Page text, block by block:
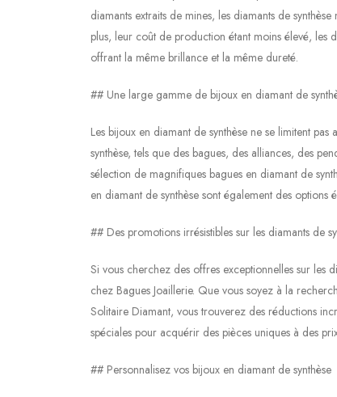
diamants extraits de mines, les diamants de
plus, leur coût de production étant moins élevé, les
offrant la même brillance et la même dureté.
## Une large gamme de bijoux en diamant de
Les bijoux en diamant de synthèse ne se limitent
synthèse, tels que des bagues, des alliances, des
sélection de magnifiques bagues en diamant de
en diamant de synthèse sont également des
## Des promotions irrésistibles sur les diamants de
Si vous cherchez des offres exceptionnelles sur les
chez Bagues Joaillerie. Que vous soyez à la
Solitaire Diamant, vous trouverez des réductions
spéciales pour acquérir des pièces uniques à des
## Personnalisez vos bijoux en diamant de synthèse